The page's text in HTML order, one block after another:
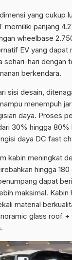
yang cukup
memiliki panjang
wheelbase
EV yang dapat
sehari-hari dengan
berkendara.
sisi desain,
menempuh
daya. Proses
30% hingga 80%
daya DC fast
kabin meningkat
hingga 180
dapat
maksimal. Kabin
material
glass roof +